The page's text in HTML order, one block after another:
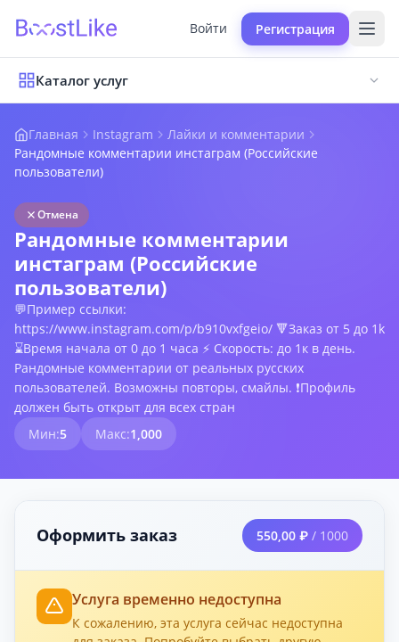
Войти Регистрация
Каталог услуг
Главная Instagram
Лайки и комментарии
Рандомные комментарии инстаграм (Российские
пользователи)
Отмена
Рандомные комментарии
инстаграм (Российские
пользователи)
💬Пример ссылки:
https://www.instagram.com/p/b910vxfgeio/ 🔻Заказ от 5 до 1k
⌛Время начала от 0 до 1 часа ⚡ Скорость: до 1к в день.
Рандомные комментарии от реальных русских
пользователей. Возможны повторы, смайлы. ❗Профиль
должен быть открыт для всех стран
Мин:5 Макс:1,000
Оформить заказ 550,00 ₽ / 1000
Услуга временно недоступна
К сожалению, эта услуга сейчас недоступна